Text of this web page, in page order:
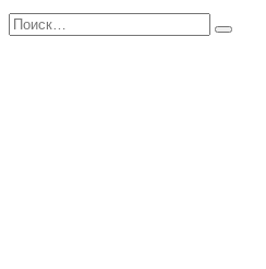
Перейти
Search